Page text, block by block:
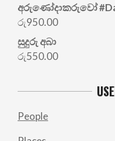
අරු‍ණෝදාකරුවෝ
රු950.00
සුදුරු අබා
රු550.00
People